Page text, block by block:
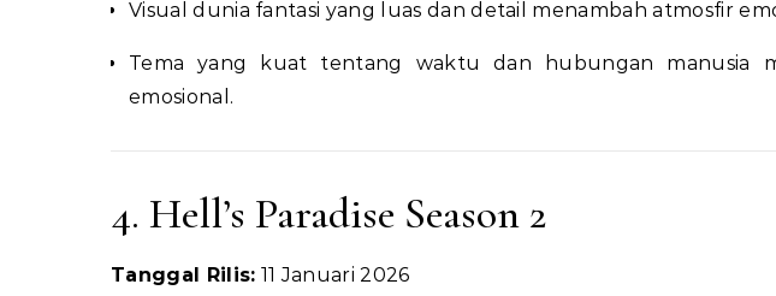
Visual dunia fantasi yang luas dan detail menambah atmosfir
Tema yang kuat tentang waktu dan hubungan manusia
emosional.
4. Hell’s Paradise Season 2
Tanggal Rilis: 11 Januari 2026